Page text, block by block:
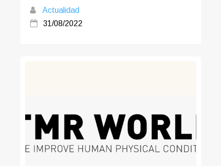
Actualidad
31/08/2022